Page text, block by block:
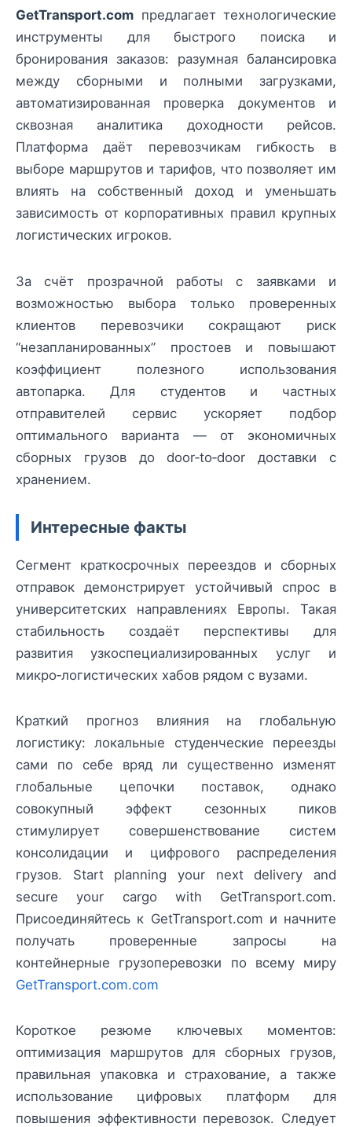
GetTransport.com предлагает технологические
инструменты для быстрого поиска и
бронирования заказов: разумная балансировка
между сборными и полными загрузками,
автоматизированная проверка документов и
сквозная аналитика доходности рейсов.
Платформа даёт перевозчикам гибкость в
выборе маршрутов и тарифов, что позволяет им
влиять на собственный доход и уменьшать
зависимость от корпоративных правил крупных
логистических игроков.
За счёт прозрачной работы с заявками и
возможностью выбора только проверенных
клиентов перевозчики сокращают риск
“незапланированных” простоев и повышают
коэффициент полезного использования
автопарка. Для студентов и частных
отправителей сервис ускоряет подбор
оптимального варианта — от экономичных
сборных грузов до door‑to‑door доставки с
хранением.
Интересные факты
Сегмент краткосрочных переездов и сборных
отправок демонстрирует устойчивый спрос в
университетских направлениях Европы. Такая
стабильность создаёт перспективы для
развития узкоспециализированных услуг и
микро‑логистических хабов рядом с вузами.
Краткий прогноз влияния на глобальную
логистику: локальные студенческие переезды
сами по себе вряд ли существенно изменят
глобальные цепочки поставок, однако
совокупный эффект сезонных пиков
стимулирует совершенствование систем
консолидации и цифрового распределения
грузов. Start planning your next delivery and
secure your cargo with GetTransport.com.
Присоединяйтесь к GetTransport.com и начните
получать проверенные запросы на
контейнерные грузоперевозки по всему миру
GetTransport.com.com
Короткое резюме ключевых моментов:
оптимизация маршрутов для сборных грузов,
правильная упаковка и страхование, а также
использование цифровых платформ для
повышения эффективности перевозок. Следует